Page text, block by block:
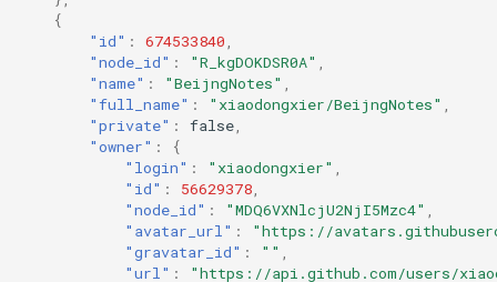
{
"id" : 674533840
"node_id" : "R_kgDOKDSR0A"
"name" : "BeijngNotes"
"full_name" : "xiaodongxier/BeijngNotes"
"private" : false
"owner" :
{
"login" : "xiaodongxier"
"id" : 56629378
"node_id" : "MDQ6VXNlcjU2NjI5Mzc4"
"avatar_url" :
"https://
"gravatar_id" : ""
"url" :
"https://api.github.com/users/